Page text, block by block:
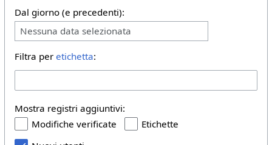
Dal giorno (e precedenti):
Nessuna data selezionata
Filtra per etichetta:
Mostra registri aggiuntivi:
Modifiche verificate
Etichette